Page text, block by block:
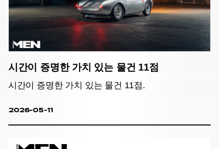
시간이 증명한 가치 있는 물건 11점
시간이 증명한 가치 있는 물건 11점.
2026-05-11